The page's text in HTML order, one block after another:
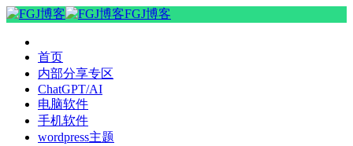
FGJ博客
首页
内部分享专区
ChatGPT/AI
电脑软件
手机软件
wordpress主题